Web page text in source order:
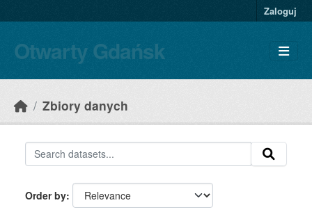
Zaloguj
Otwarty Gdańsk
Zbiory danych
Order by